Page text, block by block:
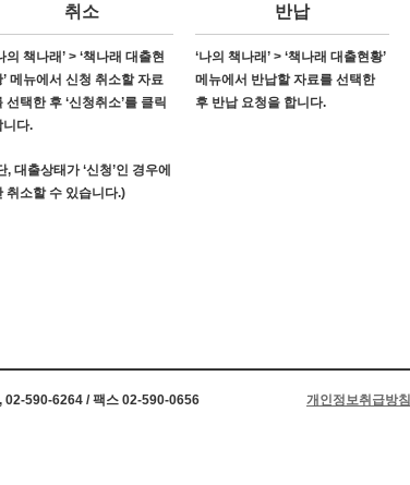
취소
의 책나래’ > ‘책나래 대출현
’ 메뉴에서 신청 취소할 자료
선택한 후 ‘신청취소’를 클릭
니다.
, 대출상태가 ‘신청’인 경우에
취소할 수 있습니다.)
반납
‘나의 책나래’ > ‘책나래 대출현황’
메뉴에서 반납할 자료를 선택한
후 반납 요청을 합니다.
개인정보취급방침
02-590-6264 / 팩스 02-590-0656